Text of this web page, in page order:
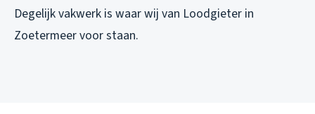
Degelijk vakwerk is waar wij van Loodgieter in
Zoetermeer voor staan.